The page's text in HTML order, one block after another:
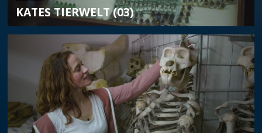
KATES TIERWELT (03)